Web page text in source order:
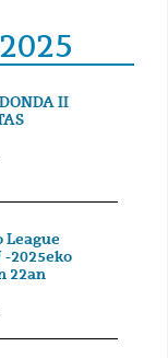
II
League
-2025eko
22an